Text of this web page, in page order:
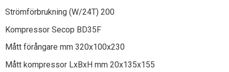
Strömförbrukning (W/24T) 200
Kompressor Secop BD35F
Mått förångare mm 320x100x230
Mått kompressor LxBxH mm 20x135x155